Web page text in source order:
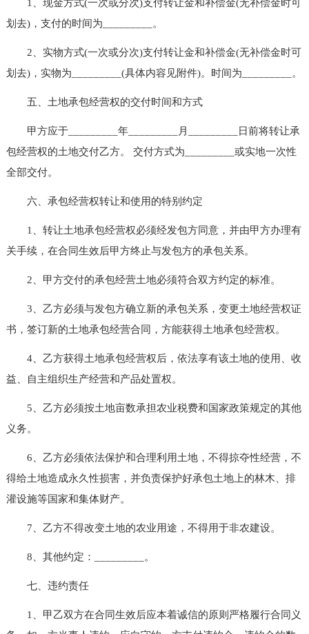
1、现金方式(一次或分次)支付转让金和补偿金(无补偿金时可
划去)，支付的时间为_________。
2、实物方式(一次或分次)支付转让金和补偿金(无补偿金时可
划去)，实物为_________(具体内容见附件)。时间为_________。
五、土地承包经营权的交付时间和方式
甲方应于_________年_________月_________日前将转让承
包经营权的土地交付乙方。 交付方式为_________或实地一次性
全部交付。
六、承包经营权转让和使用的特别约定
1、转让土地承包经营权必须经发包方同意，并由甲方办理有
关手续，在合同生效后甲方终止与发包方的承包关系。
2、甲方交付的承包经营土地必须符合双方约定的标准。
3、乙方必须与发包方确立新的承包关系，变更土地经营权证
书，签订新的土地承包经营合同，方能获得土地承包经营权。
4、乙方获得土地承包经营权后，依法享有该土地的使用、收
益、自主组织生产经营和产品处置权。
5、乙方必须按土地亩数承担农业税费和国家政策规定的其他
义务。
6、乙方必须依法保护和合理利用土地，不得掠夺性经营，不
得给土地造成永久性损害，并负责保护好承包土地上的林木、排
灌设施等国家和集体财产。
7、乙方不得改变土地的农业用途，不得用于非农建设。
8、其他约定：_________。
七、违约责任
1、甲乙双方在合同生效后应本着诚信的原则严格履行合同义